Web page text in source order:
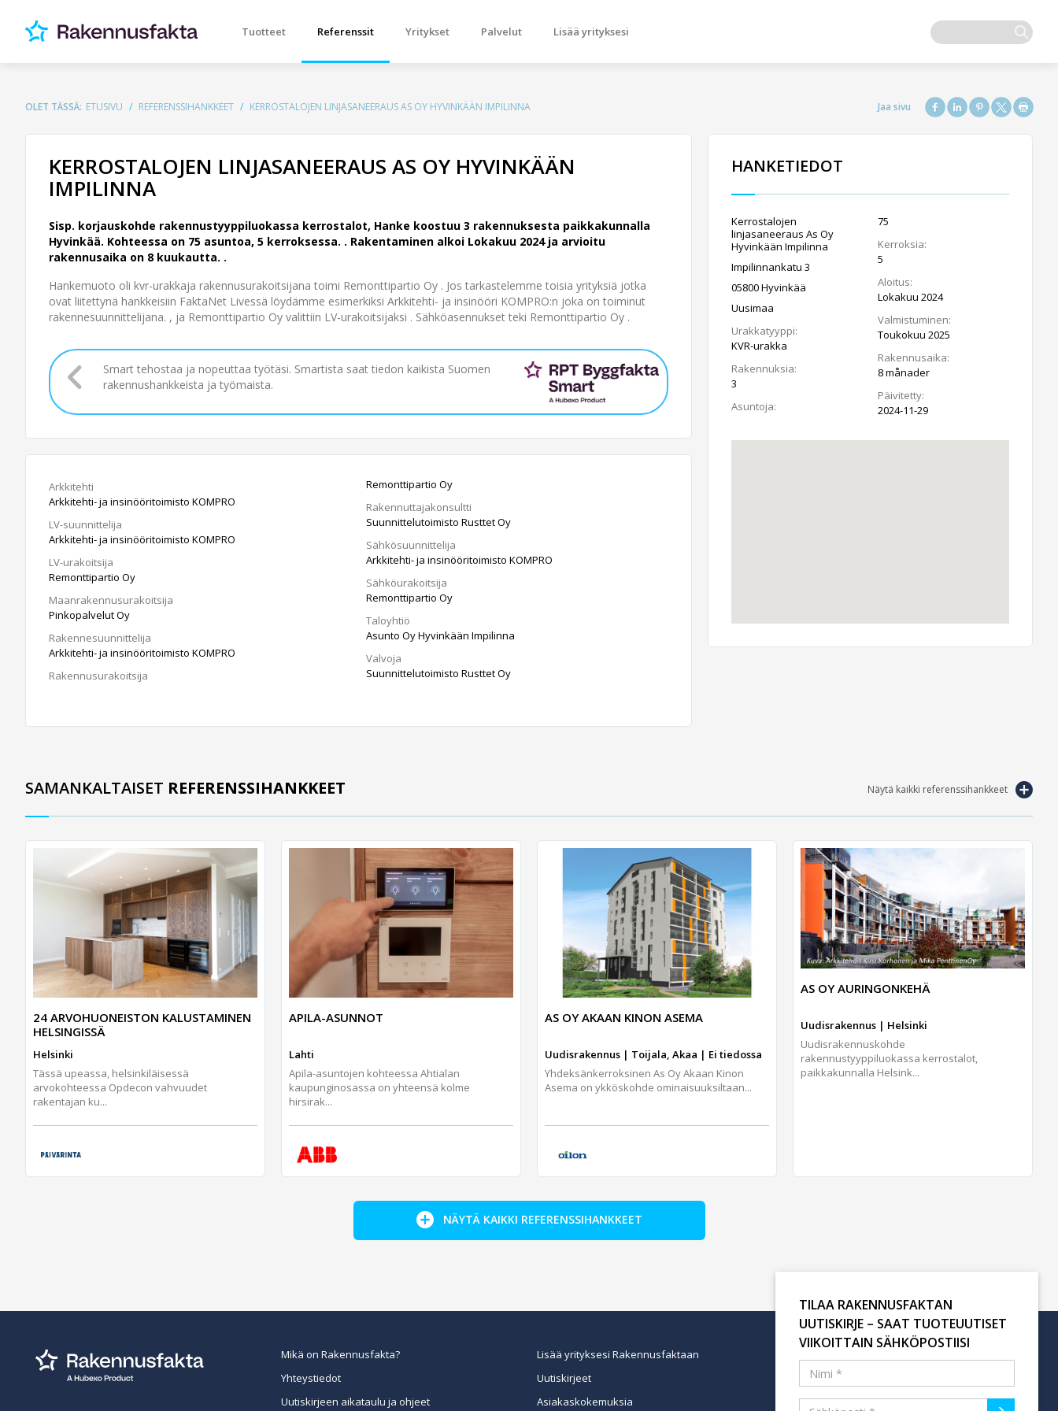
Tuotteet Referenssit Yritykset Palvelut Lisää yrityksesi
OLET TÄSSÄ: ETUSIVU REFERENSSIHANKKEET KERROSTALOJEN LINJASANEERAUS AS OY HYVINKÄÄN IMPILINNA
KERROSTALOJEN LINJASANEERAUS AS OY HYVINKÄÄN
IMPILINNA
Sisp. korjauskohde rakennustyyppiluokassa kerrostalot, Hanke koostuu 3 rakennuksesta paikkakunnalla
Hyvinkää. Kohteessa on 75 asuntoa, 5 kerroksessa. . Rakentaminen alkoi Lokakuu 2024 ja arvioitu
rakennusaika on 8 kuukautta. .
Hankemuoto oli kvr-urakkaja rakennusurakoitsijana toimi Remonttipartio Oy . Jos tarkastelemme toisia yrityksiä jotka
ovat liitettynä hankkeisiin FaktaNet Livessä löydämme esimerkiksi Arkkitehti- ja insinööri KOMPRO:n joka on toiminut
rakennesuunnittelijana. , ja Remonttipartio Oy valittiin LV-urakoitsijaksi . Sähköasennukset teki Remonttipartio Oy .
Smart tehostaa ja nopeuttaa työtäsi. Smartista saat tiedon kaikista Suomen
rakennushankkeista ja työmaista.
Arkkitehti
Arkkitehti- ja insinööritoimisto KOMPRO
LV-suunnittelija
Arkkitehti- ja insinööritoimisto KOMPRO
LV-urakoitsija
Remonttipartio Oy
Maanrakennusurakoitsija
Pinkopalvelut Oy
Rakennesuunnittelija
Arkkitehti- ja insinööritoimisto KOMPRO
Rakennusurakoitsija
Remonttipartio Oy
Rakennuttajakonsultti
Suunnittelutoimisto Rusttet Oy
Sähkösuunnittelija
Arkkitehti- ja insinööritoimisto KOMPRO
Sähköurakoitsija
Remonttipartio Oy
Taloyhtiö
Asunto Oy Hyvinkään Impilinna
Valvoja
Suunnittelutoimisto Rusttet Oy
HANKETIEDOT
Kerrostalojen
linjasaneeraus As Oy
Hyvinkään Impilinna
Impilinnankatu 3
05800 Hyvinkää
Uusimaa
Urakkatyyppi:
KVR-urakka
Rakennuksia:
3
Asuntoja:
75
Kerroksia:
5
Aloitus:
Lokakuu 2024
Valmistuminen:
Toukokuu 2025
Rakennusaika:
8 månader
Päivitetty:
2024-11-29
Näytä kaikki referenssihankkeet
SAMANKALTAISET REFERENSSIHANKKEET
24 ARVOHUONEISTON KALUSTAMINEN
HELSINGISSÄ
Helsinki
Tässä upeassa, helsinkiläisessä
arvokohteessa Opdecon vahvuudet
rakentajan ku...
APILA-ASUNNOT
Lahti
Apila-asuntojen kohteessa Ahtialan
kaupunginosassa on yhteensä kolme
hirsirak...
AS OY AKAAN KINON ASEMA
Uudisrakennus | Toijala, Akaa | Ei tiedossa
Yhdeksänkerroksinen As Oy Akaan Kinon
Asema on ykköskohde ominaisuuksiltaan...
AS OY AURINGONKEHÄ
Uudisrakennus | Helsinki
Uudisrakennuskohde
rakennustyyppiluokassa kerrostalot,
paikkakunnalla Helsink...
NÄYTÄ KAIKKI REFERENSSIHANKKEET
Mikä on Rakennusfakta?
Yhteystiedot
Uutiskirjeen aikataulu ja ohjeet
Lisää yrityksesi Rakennusfaktaan
Uutiskirjeet
Asiakaskokemuksia
TILAA RAKENNUSFAKTAN
UUTISKIRJE – SAAT TUOTEUUTISET
VIIKOITTAIN SÄHKÖPOSTIISI